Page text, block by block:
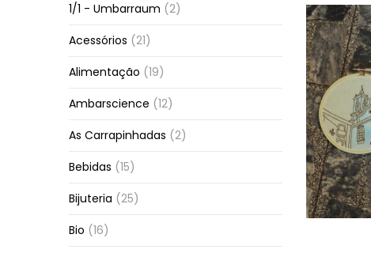
1/1 - Umbarraum (2)
Acessórios (21)
Alimentação (19)
Ambarscience (12)
As Carrapinhadas (2)
Bebidas (15)
Bijuteria (25)
Bio (16)